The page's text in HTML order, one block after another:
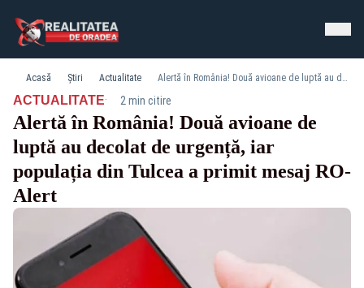
Acasă Știri Actualitate Alertă în România! Două avioane de luptă au decolat de urgență, iar populația din Tulcea a primit mesaj RO-Alert
ACTUALITATE· 2 min citire
Alertă în România! Două avioane de
luptă au decolat de urgență, iar
populația din Tulcea a primit mesaj RO-
Alert